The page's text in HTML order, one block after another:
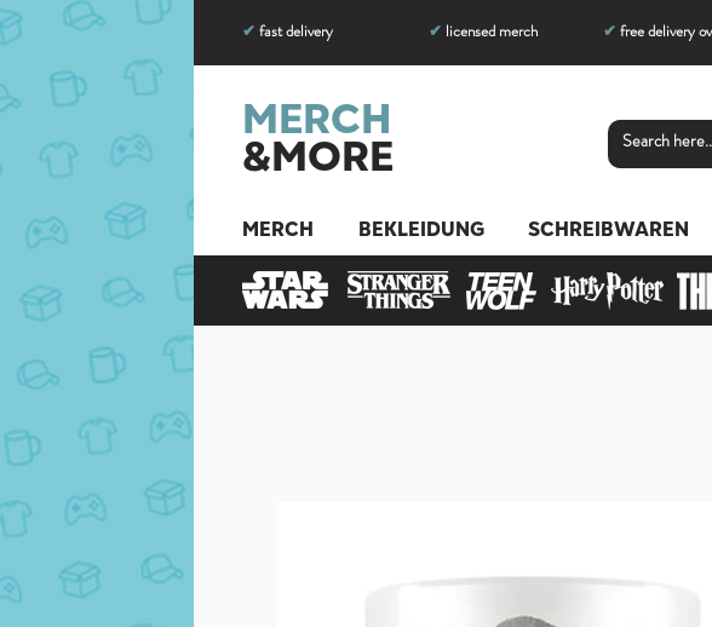
✔ fast delivery ✔ licensed merch ✔ free delivery
MERCH
&MORE
MERCH BEKLEIDUNG SCHREIBWAREN